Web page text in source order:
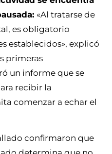
«Al tratarse de
es obligatorio
establecidos», explicó
primeras
un informe que se
recibir la
comenzar a echar el
confirmaron que